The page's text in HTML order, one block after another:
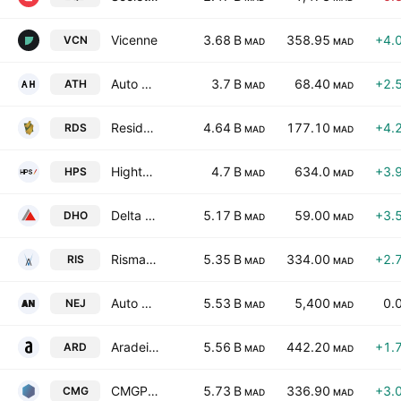
VCN Vicenne 3.68 B MAD 358.95 MAD
ATH Auto Hall SA 3.7 B MAD 68.40 MAD
RDS Residences Dar Saada S.A. 4.64 B MAD 177.10 MAD
HPS Hightech Payment Systems SA 4.7 B MAD 634.0 MAD
DHO Delta Holding SA 5.17 B MAD 59.00 MAD
RIS Risma SA 5.35 B MAD 334.00 MAD
NEJ Auto Nejma 5.53 B MAD 5,400 MAD
ARD Aradei Capital SA 5.56 B MAD 442.20 MAD
CMG CMGP GROUP 5.73 B MAD 336.90 MAD